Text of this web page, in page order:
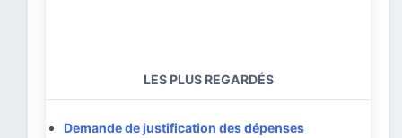
LES PLUS REGARDÉS
Demande de justification des dépenses